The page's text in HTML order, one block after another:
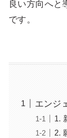
良い方向へと
です。
エンジ
1.
2.